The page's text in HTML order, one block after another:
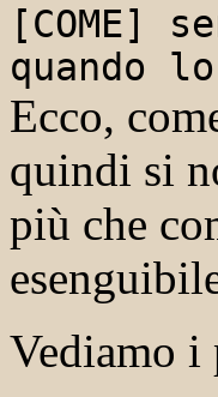
[COME]
quando
Ecco,
quindi si
più che
Vediamo i